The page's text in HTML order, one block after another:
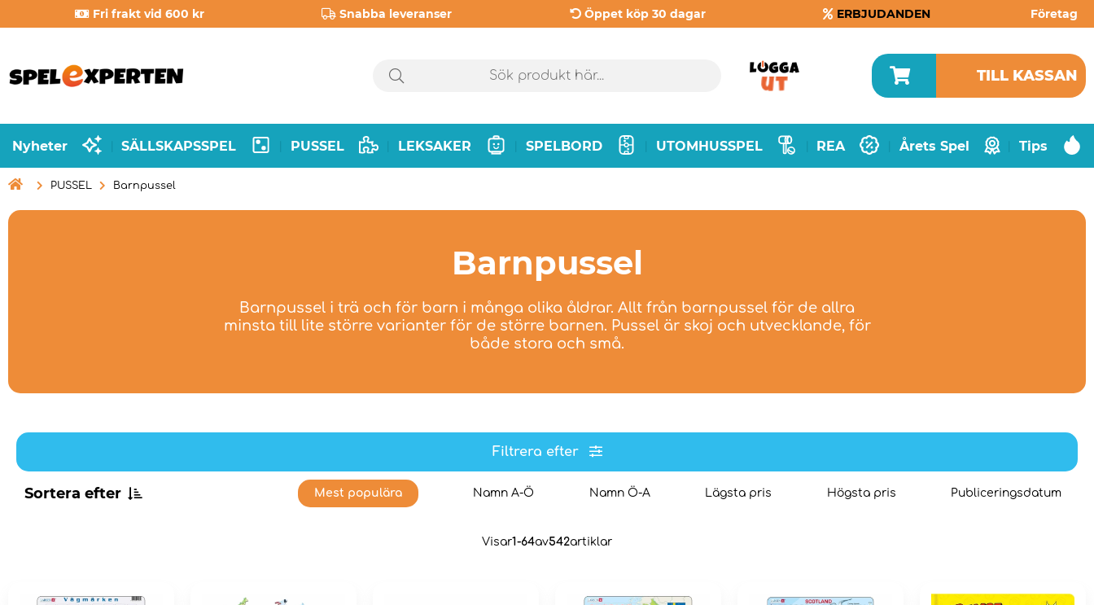
Fri frakt vid 600 kr Snabba leveranser Öppet köp 30 dagar ERBJUDANDEN Företag
TILL KASSAN
Nyheter SÄLLSKAPSSPEL PUSSEL LEKSAKER SPELBORD UTOMHUSSPEL REA Årets Spel Tips
 PUSSEL Barnpussel
Barnpussel
Barnpussel i trä och för barn i många olika åldrar. Allt från barnpussel för de allra
minsta till lite större varianter för de större barnen. Pussel är skoj och utvecklande, för
både stora och små.
Filtrera efter
Sortera efter Mest populära Namn A-Ö Namn Ö-A Lägsta pris Högsta pris Publiceringsdatum
Visar1-64av542artiklar